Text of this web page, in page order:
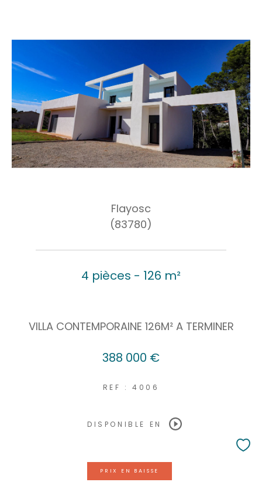
Flayosc
(83780)
4 pièces - 126 m²
VILLA CONTEMPORAINE 126M² A TERMINER
388 000 €
REF : 4006
DISPONIBLE EN
PRIX EN BAISSE